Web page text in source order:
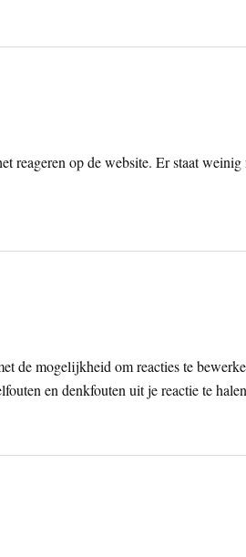
reageren op de website. Er staat
de mogelijkheid om reacties te
en denkfouten uit je reactie te